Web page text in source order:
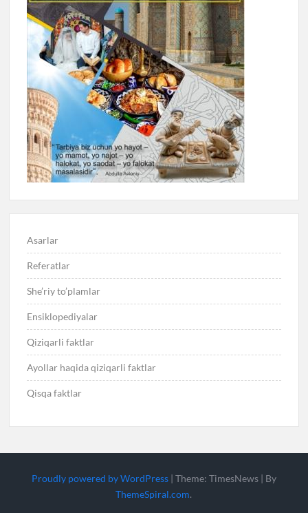
Asarlar
Referatlar
She’riy to’plamlar
Ensiklopediyalar
Qiziqarli faktlar
Ayollar haqida qiziqarli faktlar
Qisqa faktlar
Proudly powered by WordPress | Theme: TimesNews | By
ThemeSpiral.com.